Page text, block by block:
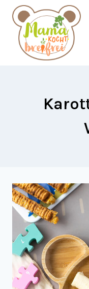
Zum
Inhalt
springen